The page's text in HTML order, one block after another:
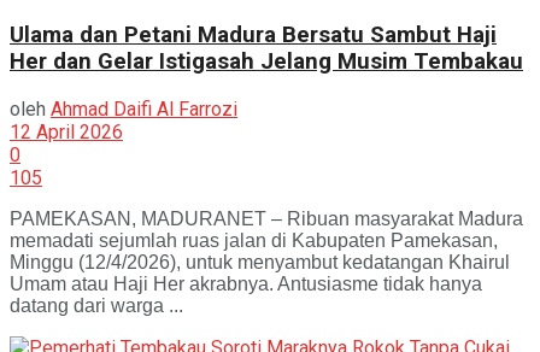
Ulama dan Petani Madura Bersatu Sambut Haji
Her dan Gelar Istigasah Jelang Musim Tembakau
oleh Ahmad Daifi Al Farrozi
12 April 2026
0
105
PAMEKASAN, MADURANET – Ribuan masyarakat Madura
memadati sejumlah ruas jalan di Kabupaten Pamekasan,
Minggu (12/4/2026), untuk menyambut kedatangan Khairul
Umam atau Haji Her akrabnya. Antusiasme tidak hanya
datang dari warga ...